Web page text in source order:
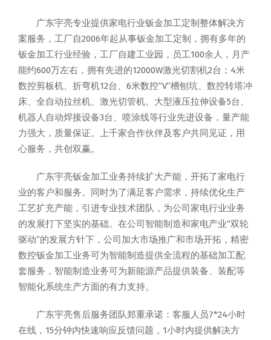
广东宇亮专业提供家电行业钣金加工定制整体解决方
案服务，工厂自2006年起从事钣金加工定制，拥有多年的
钣金加工行业经验，工厂自建工业园，员工100余人，月产
能约600万左右，拥有先进的12000W激光切割机2台；4米
数控剪板机、折弯机12台、6米数控”V”槽刨坑、数控转塔冲
床、全自动拉丝机、激光切管机、大型液压拉伸设备5台、
机器人自动焊接设备3台、喷涂线等行业先进设备，量产能
力强大，质量保证。上千家合作伙伴及客户共同见证，用
心服务，共创双赢。
广东宇亮钣金加工业务持续扩大产能，开拓了家电行
业的客户和服务。同时为了满足客户需求，持续优化生产
工艺扩充产能，引进专业技术团队，为公司家电行业业务
的发展打下坚实的基础。在公司智能制造和家电产业“双轮
驱动”的发展方针下，公司加大市场推广和市场开拓，精密
数控钣金加工业务可为智能制造提供全流程的基础加工配
套服务，智能制造业务可为新能源产品提供装备、装配等
智能化系统生产方面的有力支持。
广东宇亮售后服务团队郑重承诺：客服人员7*24小时
在线，15分钟内快速响应反馈问题，1小时内提供解决方